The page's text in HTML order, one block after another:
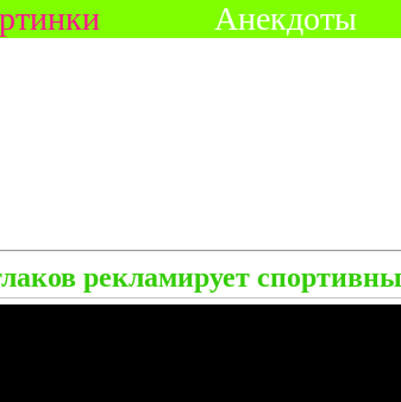
Анекдоты
рекламирует